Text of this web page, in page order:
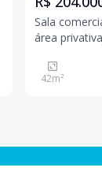
Sala
área
imóvel
esquadrias
42m²